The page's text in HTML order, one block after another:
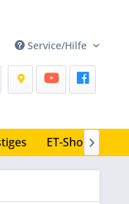
Service/Hilfe
ET-Shop